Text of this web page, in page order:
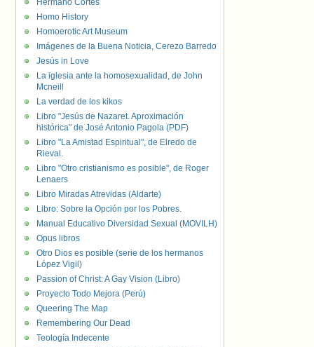
Hermano Cortés
Homo History
Homoerotic Art Museum
Imágenes de la Buena Noticia, Cerezo Barredo
Jesús in Love
La iglesia ante la homosexualidad, de John
Mcneill
La verdad de los kikos
Libro "Jesús de Nazaret. Aproximación
histórica" de José Antonio Pagola (PDF)
Libro "La Amistad Espiritual", de Elredo de
Rieval.
Libro "Otro cristianismo es posible", de Roger
Lenaers
Libro Miradas Atrevidas (Aldarte)
Libro: Sobre la Opción por los Pobres.
Manual Educativo Diversidad Sexual (MOVILH)
Opus libros
Otro Dios es posible (serie de los hermanos
López Vigil)
Passion of Christ: A Gay Vision (Libro)
Proyecto Todo Mejora (Perú)
Queering The Map
Remembering Our Dead
Teología Indecente